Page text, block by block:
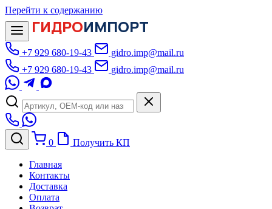
Перейти к содержанию
ГИДРОИМПОРТ
+7 929 680-19-43
gidro.imp@mail.ru
+7 929 680-19-43
gidro.imp@mail.ru
0 Получить КП
Главная
Контакты
Доставка
Оплата